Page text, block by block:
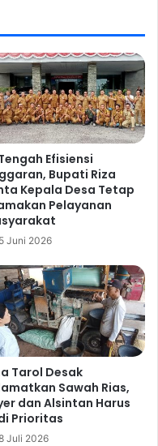
Efisiensi
Bupati Riza
Kepala Desa Tetap
Pelayanan
Juni 2026
Tarol Desak
Sawah Rias,
dan Alsintan Harus
Prioritas
Juli 2026